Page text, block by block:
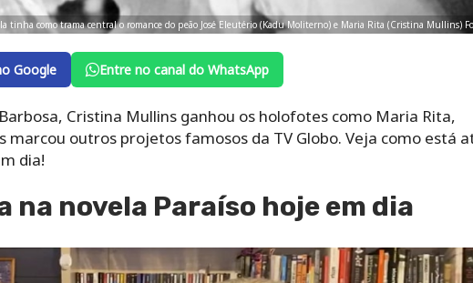
tinha como trama central o romance do peão José Eleutério (Kadu Moliterno) e Maria Rita (Cristina Mullins)
Google Entre no canal do WhatsApp
Cristina Mullins ganhou os holofotes como Maria Rita,
outros projetos famosos da TV Globo. Veja como está
dia!
novela Paraíso hoje em dia